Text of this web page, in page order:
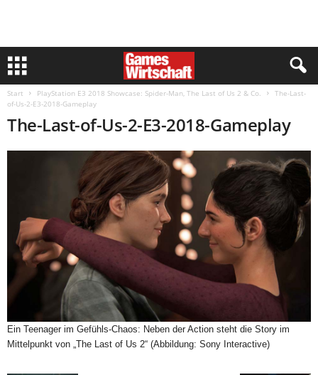
Start PlayStation E3 2018 Showcase: Spider-Man, The Last of Us 2 & Co.
The-Last-
of-Us-2-E3-2018-Gameplay
The-Last-of-Us-2-E3-2018-Gameplay
Ein Teenager im Gefühls-Chaos: Neben der Action steht die Story im
Mittelpunkt von „The Last of Us 2“ (Abbildung: Sony Interactive)